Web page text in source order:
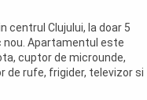
Clujului, la doar 5
nou. Apartamentul este
cuptor de microunde,
de rufe, frigider, televizor si